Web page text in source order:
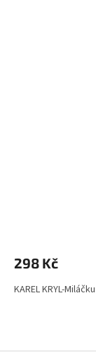
298 Kč
KAREL KRYL-Miláčku